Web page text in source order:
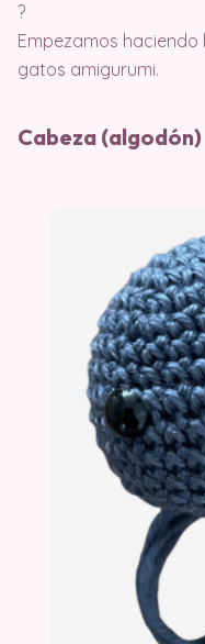
?
Empezamos
gatos amigurumi.
Cabeza (algodón)